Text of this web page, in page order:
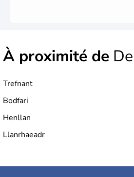
À proximité de
Trefnant
Bodfari
Henllan
Llanrhaeadr